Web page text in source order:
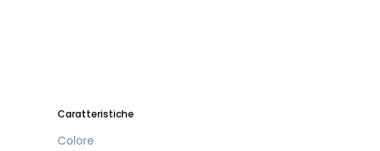
Caratteristiche
Colore